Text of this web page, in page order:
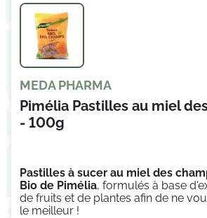
MEDA PHARMA
Pimélia Pastilles au miel
- 100g
Pastilles à sucer au miel des
Bio de Pimélia, formulés à base
de fruits et de plantes afin de ne
le meilleur !